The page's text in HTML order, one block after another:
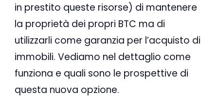
in prestito queste risorse) di mantenere
la proprietà dei propri BTC ma di
utilizzarli come garanzia per l’acquisto di
immobili. Vediamo nel dettaglio come
funziona e quali sono le prospettive di
questa nuova opzione.